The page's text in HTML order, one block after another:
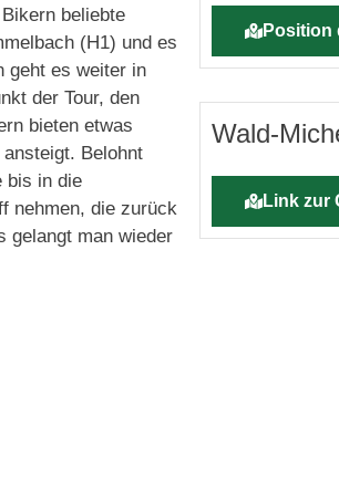
beliebte
(H1) und es
geht es weiter in
der Tour, den
bieten etwas
Belohnt
bis in die
nehmen, die zurück
gelangt man wieder
Position
Wald-
Link zur